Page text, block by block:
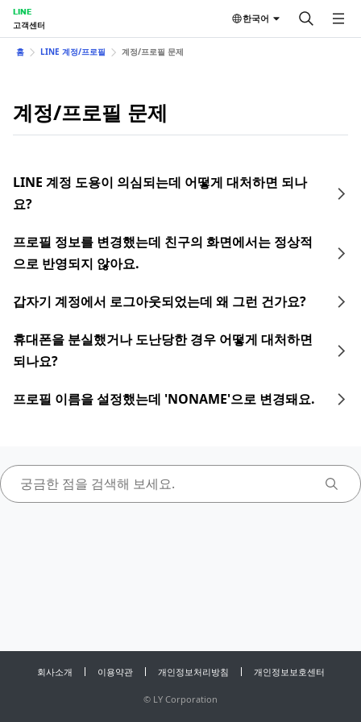
LINE
고객센터
한국어
홈 LINE 계정/프로필 계정/프로필 문제
계정/프로필 문제
LINE 계정 도용이 의심되는데 어떻게 대처하면 되나
요?
프로필 정보를 변경했는데 친구의 화면에서는 정상적
으로 반영되지 않아요.
갑자기 계정에서 로그아웃되었는데 왜 그런 건가요?
휴대폰을 분실했거나 도난당한 경우 어떻게 대처하면
되나요?
프로필 이름을 설정했는데 'NONAME'으로 변경돼요.
회사소개 이용약관 개인정보처리방침 개인정보보호센터
© LY Corporation